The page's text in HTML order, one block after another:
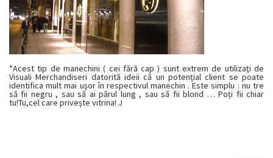
* Acest tip de manechini ( cei fără cap ) sunt extrem de utilizaţi de
Visuali Merchandiseri datorită ideii că un potenţial client se poate
identifica mult mai uşor în respectivul manechin . Este simplu : nu tre
să fii negru , sau să ai părul lung , sau să fii blond … Poți fii chiar
tu!Tu,cel care privește vitrina! J